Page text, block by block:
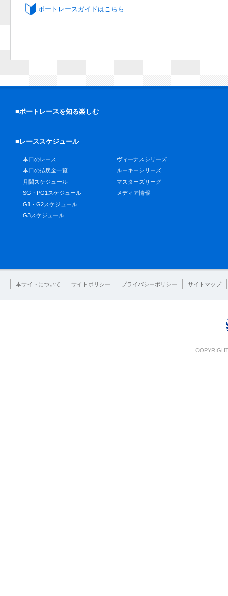
ボートレースガイドはこちら
■ボートレースを知る楽しむ
■レーススケジュール
本日のレース
本日の払戻金一覧
月間スケジュール
SG・PG1スケジュール
G1・G2スケジュール
G3スケジュール
ヴィーナスシリーズ
ルーキーシリーズ
マスターズリーグ
メディア情報
本サイトについて サイトポリシー プライバシーポリシー サイトマップ